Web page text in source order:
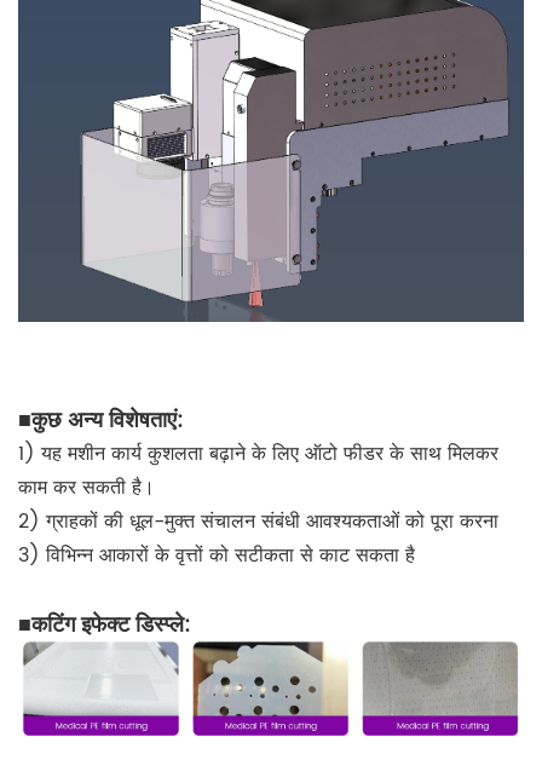
■कुछ अन्य विशेषताएं:
1) यह मशीन कार्य कुशलता बढ़ाने के लिए ऑटो फीडर के साथ मिलकर
काम कर सकती है।
2) ग्राहकों की धूल-मुक्त संचालन संबंधी आवश्यकताओं को पूरा करना
3) विभिन्न आकारों के वृत्तों को सटीकता से काट सकता है
■कटिंग इफेक्ट डिस्प्ले: